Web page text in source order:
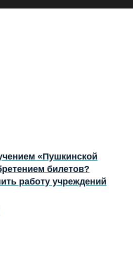
«Пушкинской
билетов?
работу учреждений